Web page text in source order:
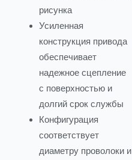
рисунка
Усиленная
конструкция привода
обеспечивает
надежное сцепление
с поверхностью и
долгий срок службы
Конфигурация
соответствует
диаметру проволоки и